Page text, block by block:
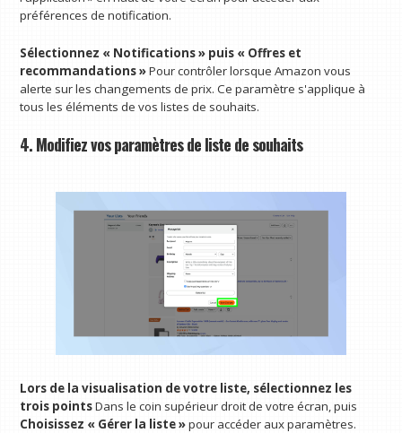
préférences de notification.
Sélectionnez « Notifications » puis « Offres et
recommandations »Pour contrôler lorsque Amazon vous
alerte sur les changements de prix. Ce paramètre s'applique à
tous les éléments de vos listes de souhaits.
4. Modifiez vos paramètres de liste de souhaits
Lors de la visualisation de votre liste, sélectionnez les
trois pointsDans le coin supérieur droit de votre écran, puis
Choisissez « Gérer la liste »pour accéder aux paramètres.